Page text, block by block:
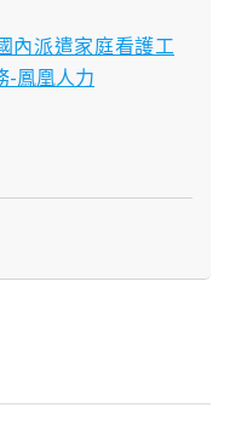
內派遣家庭看護工
-鳳凰人力